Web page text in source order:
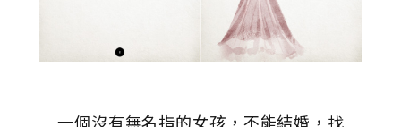
一個沒有無名指的女孩，不能結婚，找